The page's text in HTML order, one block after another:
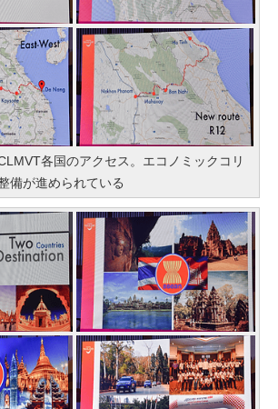
各国のアクセス。エコノミックコリ
備が進められている